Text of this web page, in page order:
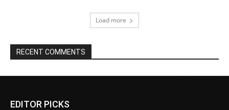
Load more
RECENT COMMENTS
EDITOR PICKS